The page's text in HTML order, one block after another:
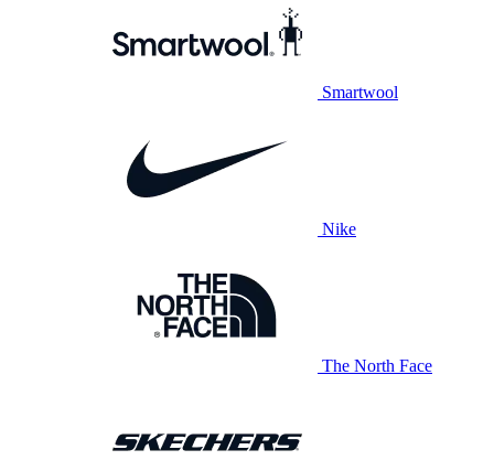
Smartwool
Nike
The North Face